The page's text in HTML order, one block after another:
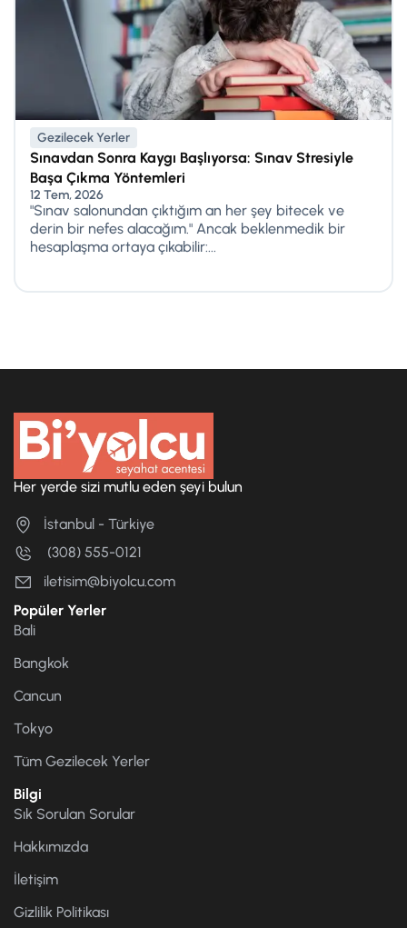
Gezilecek Yerler
Sınavdan Sonra Kaygı Başlıyorsa: Sınav Stresiyle
Başa Çıkma Yöntemleri
12 Tem, 2026
"Sınav salonundan çıktığım an her şey bitecek ve
derin bir nefes alacağım." Ancak beklenmedik bir
hesaplaşma ortaya çıkabilir:...
Her yerde sizi mutlu eden şeyi bulun
İstanbul - Türkiye
(308) 555-0121
iletisim@biyolcu.com
Popüler Yerler
Bali
Bangkok
Cancun
Tokyo
Tüm Gezilecek Yerler
Bilgi
Sık Sorulan Sorular
Hakkımızda
İletişim
Gizlilik Politikası